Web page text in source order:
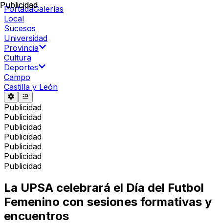
PortadaGalerías
Local
Sucesos
Universidad
Provincia
Cultura
Deportes
Campo
Castilla y León
Publicidad
Publicidad
Publicidad
Publicidad
Publicidad
Publicidad
Publicidad
Publicidad
La UPSA celebrará el Día del Futbol
Femenino con sesiones formativas y
encuentros
Publicidad